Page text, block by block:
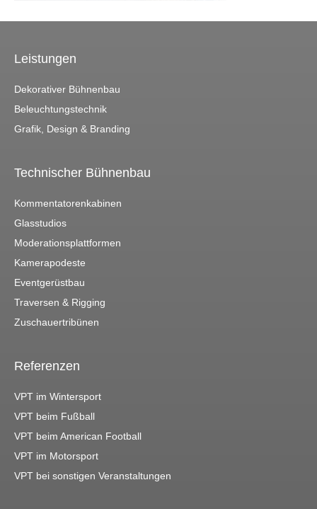
Leistungen
Dekorativer Bühnenbau
Beleuchtungstechnik
Grafik, Design & Branding
Technischer Bühnenbau
Kommentatorenkabinen
Glasstudios
Moderationsplattformen
Kamerapodeste
Eventgerüstbau
Traversen & Rigging
Zuschauertribünen
Referenzen
VPT im Wintersport
VPT beim Fußball
VPT beim American Football
VPT im Motorsport
VPT bei sonstigen Veranstaltungen